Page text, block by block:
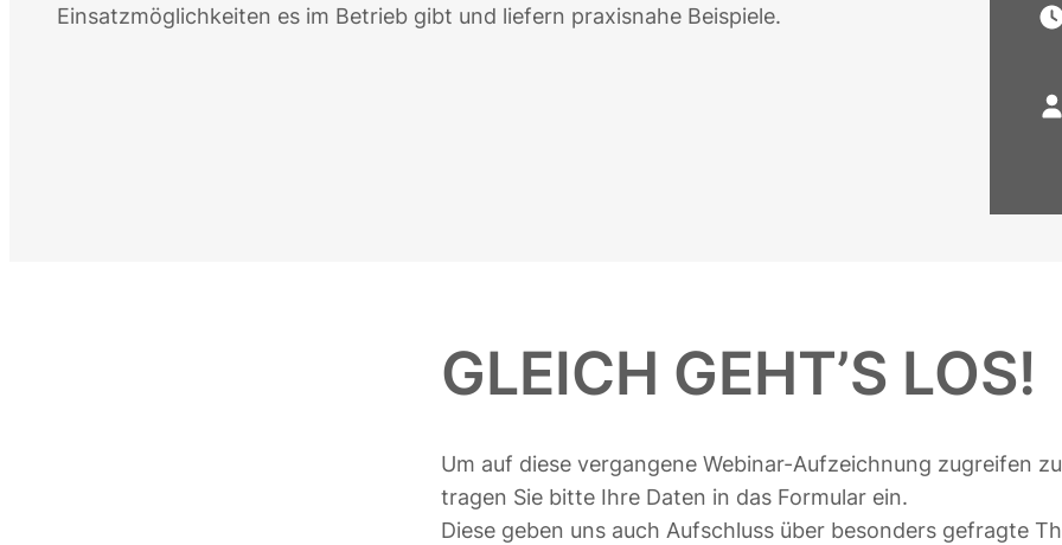
Einsatzmöglichkeiten es im Betrieb gibt und liefern praxisnahe Beispiele.
GLEICH GEHT’S LOS!
Um auf diese vergangene Webinar-Aufzeichnung zugreifen
tragen Sie bitte Ihre Daten in das Formular ein.
Diese geben uns auch Aufschluss über besonders gefragte